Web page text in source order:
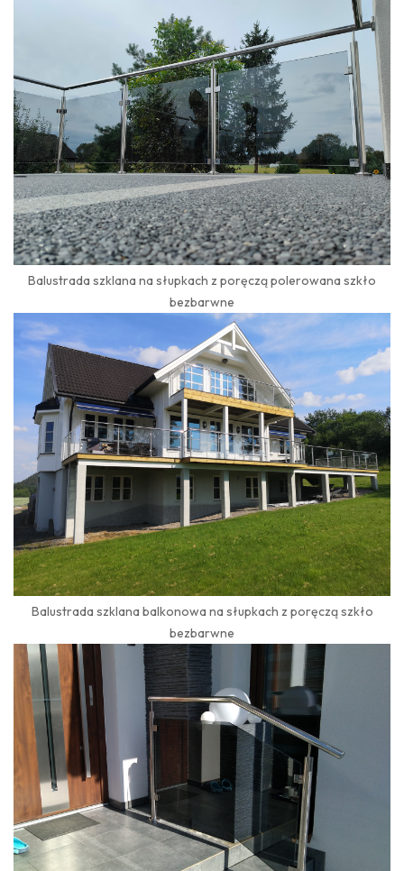
Balustrada szklana na słupkach z poręczą polerowana szkło
bezbarwne
Balustrada szklana balkonowa na słupkach z poręczą szkło
bezbarwne